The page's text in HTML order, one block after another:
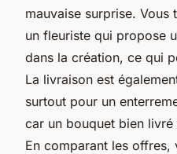
mauvaise surprise. Vous
un fleuriste qui propose
dans la création, ce qui
La livraison est
surtout pour un
car un bouquet bien
En comparant les offres,